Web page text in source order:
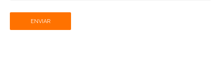
ENVIAR